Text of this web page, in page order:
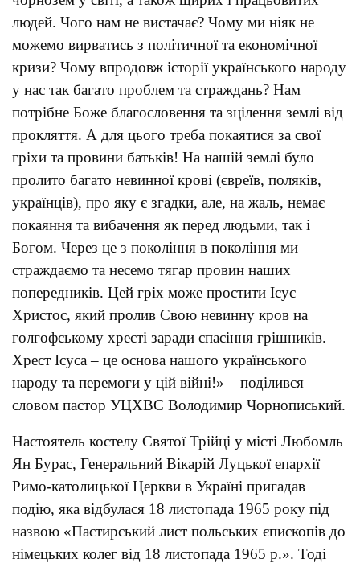
людей. Чого нам не вистачає? Чому ми ніяк не
можемо вирватись з політичної та економічної
кризи? Чому впродовж історії українського народу
у нас так багато проблем та страждань? Нам
потрібне Боже благословення та зцілення землі від
прокляття. А для цього треба покаятися за свої
гріхи та провини батьків! На нашій землі було
пролито багато невинної крові (євреїв, поляків,
українців), про яку є згадки, але, на жаль, немає
покаяння та вибачення як перед людьми, так і
Богом. Через це з покоління в покоління ми
страждаємо та несемо тягар провин наших
попередників. Цей гріх може простити Ісус
Христос, який пролив Свою невинну кров на
голгофському хресті заради спасіння грішників.
Хрест Ісуса – це основа нашого українського
народу та перемоги у цій війні!» – поділився
словом пастор УЦХВЄ Володимир Чорнописький.
Настоятель костелу Святої Трійці у місті Любомль
Ян Бурас, Генеральний Вікарій Луцької епархії
Римо-католицької Церкви в Україні пригадав
подію, яка відбулася 18 листопада 1965 року під
назвою «Пастирський лист польських єпископів до
німецьких колег від 18 листопада 1965 р.». Тоді